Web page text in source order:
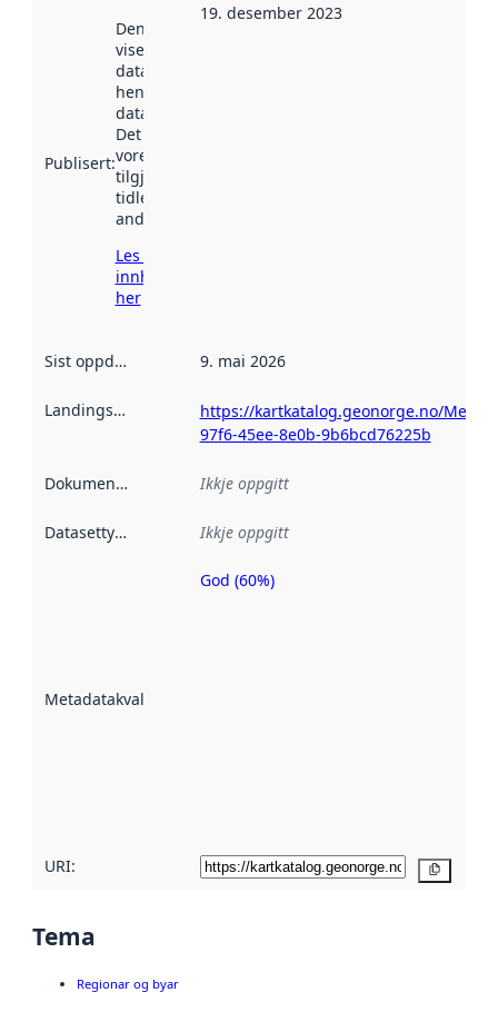
Publisert:
Denne datoen
viser når
datasettet vart
henta inn av
data.norge.no.
Det kan ha
vore
tilgjengeleg
tidlegare
andre stader.
Les meir om
innhenting
her
19. desember 2023
Sist oppdatert 9. mai 2026
Landingsside
https://kartkatalog.geonorge.no/
97f6-45ee-8e0b-9b6bcd76225b
Dokumentasjon Ikkje oppgitt
Datasettype Ikkje oppgitt
Metadatakvalitet
Metadatakvalitet
God (60%)
URI:
Tema
Regionar og byar